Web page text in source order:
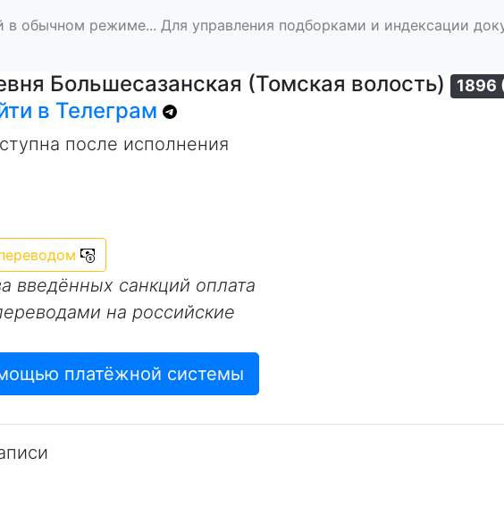
в обычном режиме... Для управления подборками и индексации
Большесазанская (Томская волость) 1896
в Телеграм
после исполнения
введённых санкций оплата
на российские